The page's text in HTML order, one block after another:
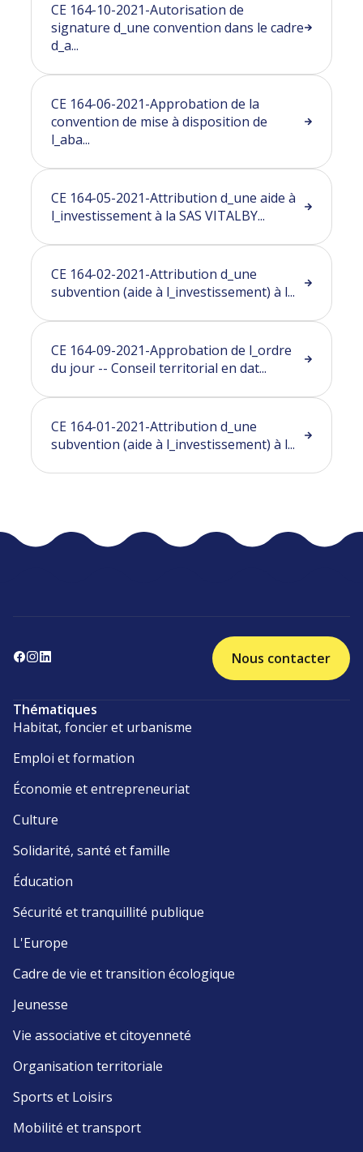
CE 164-10-2021-Autorisation de
signature d_une convention dans le cadre
d_a...
CE 164-06-2021-Approbation de la
convention de mise à disposition de
l_aba...
CE 164-05-2021-Attribution d_une aide à
l_investissement à la SAS VITALBY...
CE 164-02-2021-Attribution d_une
subvention (aide à l_investissement) à l...
CE 164-09-2021-Approbation de l_ordre
du jour -- Conseil territorial en dat...
CE 164-01-2021-Attribution d_une
subvention (aide à l_investissement) à l...
Nous contacter
Thématiques
Habitat, foncier et urbanisme
Emploi et formation
Économie et entrepreneuriat
Culture
Solidarité, santé et famille
Éducation
Sécurité et tranquillité publique
L'Europe
Cadre de vie et transition écologique
Jeunesse
Vie associative et citoyenneté
Organisation territoriale
Sports et Loisirs
Mobilité et transport